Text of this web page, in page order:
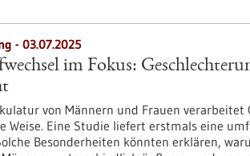
- 03.07.2025
im Fokus:
von Männern und Frauen verarbeitet
Weise. Eine Studie liefert erstmals eine
Besonderheiten könnten erklären,